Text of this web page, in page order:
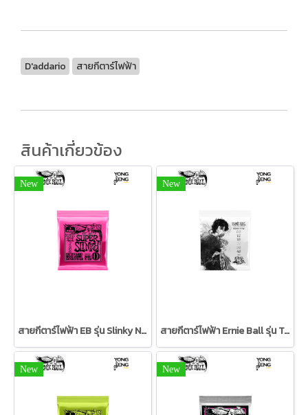
D'addario สายกีตาร์ไฟฟ้า
สินค้าเกี่ยวข้อง
New
สายกีตาร์ไฟฟ้า EB รุ่น Slinky Nickel Wound (3 ชุด) 09/42
New
สายกีตาร์ไฟฟ้า Ernie Ball รุ่น Tim Henson 9.5/46
New New